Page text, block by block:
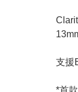
支援
*首